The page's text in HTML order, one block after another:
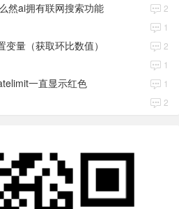
然ai拥有联网搜索功能 2
1
量（获取环比数值） 2
1
一直显示红色 1
2